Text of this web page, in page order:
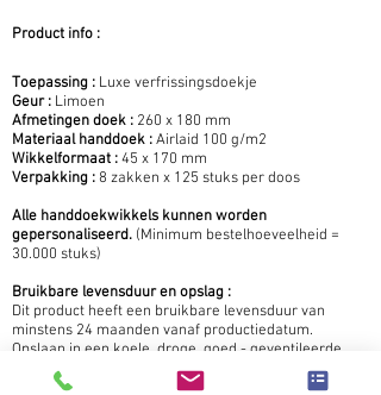
Product info :
Toepassing : Luxe verfrissingsdoekje
Geur : Limoen
Afmetingen doek : 260 x 180 mm
Materiaal handdoek :Airlaid 100 g/m2
Wikkelformaat :45 x 170 mm
Verpakking :8 zakken x 125 stuks per doos
Alle handdoekwikkels kunnen worden
gepersonaliseerd. (Minimum bestelhoeveelheid =
30.000 stuks)
Bruikbare levensduur en opslag :
Dit product heeft een bruikbare levensduur van
minstens 24 maanden vanaf productiedatum.
Opslaan in een koele, droge, goed - geventileerde
ruimte, uit de buurt van open vuur.